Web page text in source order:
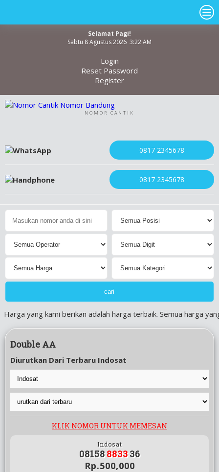
Selamat Pagi!
Sabtu 8 Agustus 2026 3:22 AM
Login
Reset Password
Register
NOMOR CANTIK
0817 2345678
0817 2345678
yang kami berikan adalah harga terbaik. Semua harga
Double AA
Diurutkan Dari Terbaru Indosat
KLIK NOMOR UNTUK MEMESAN
Indosat
08158883336
Rp.500,000